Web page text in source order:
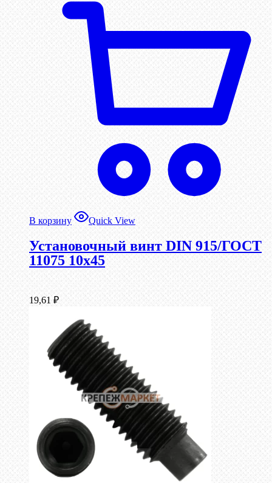
В корзину Quick View
Установочный винт DIN 915/ГОСТ
11075 10х45
19,61 ₽